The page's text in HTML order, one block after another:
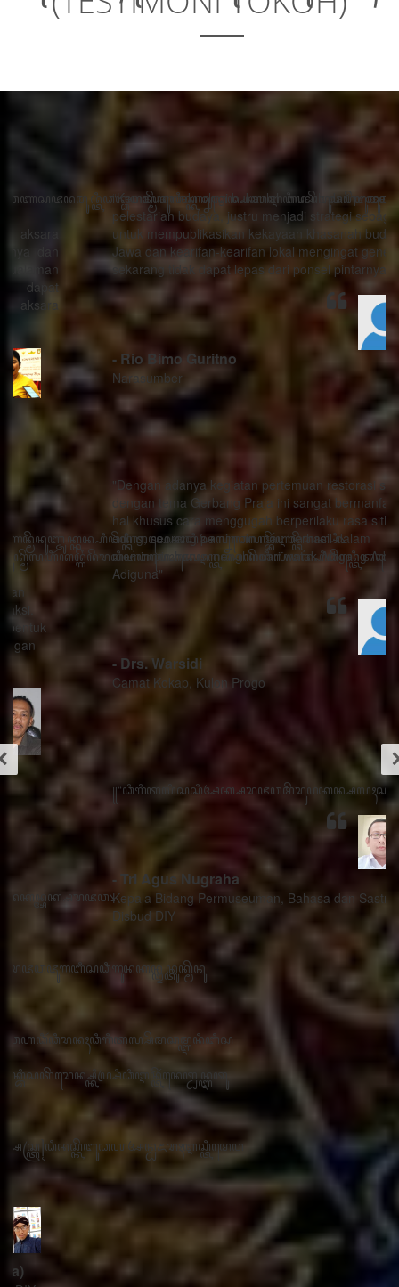
“Kemajuan teknologi bukanlah musuh dari proses
pelestarian budaya, justru menjadi strategi sebagai alat
untuk mempublikasikan kekayaan khasanah budaya
Jawa dan kearifan-kearifan lokal mengingat generasi
sekarang tidak dapat lepas dari ponsel pintarnya.”
- Rio Bimo Guritno
Narasumber
"Dengan adanya kegiatan pertemuan restorasi sosial
dengan tema Gerbang Praja ini sangat bermanfaat ada
hal khusus cara menggugah berperilaku rasa sithik
eding, seorang pemimpin mau berhasil dalam
memimpin harus menghindari watak Adigang Adigung
- Drs. Warsidi
Camat Kokap, Kulon Progo
- Tri Agus Nugraha
Kepala Bidang Permuseuman, Bahasa dan Sastra
Disbud DIY
ꦱꦼꦏꦽꦠꦫꦶꦪꦠ꧀